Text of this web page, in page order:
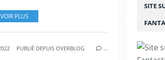
PLUS
BD,BANDE DESSINÉ,BANDE DESSINÉ EDITIONS
PUBLIÉ DEPUIS OVERBLOG …
SITE